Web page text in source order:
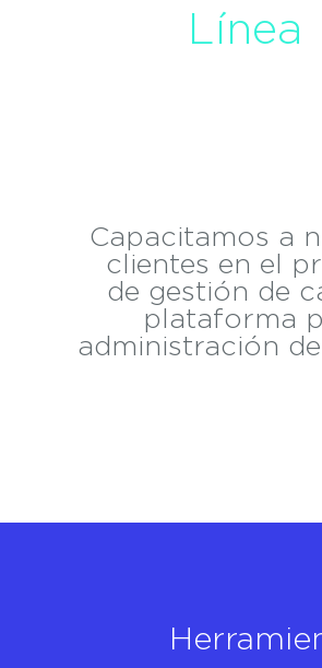
Línea
Capacitamos a
clientes en el
de gestión de
plataforma
administración de